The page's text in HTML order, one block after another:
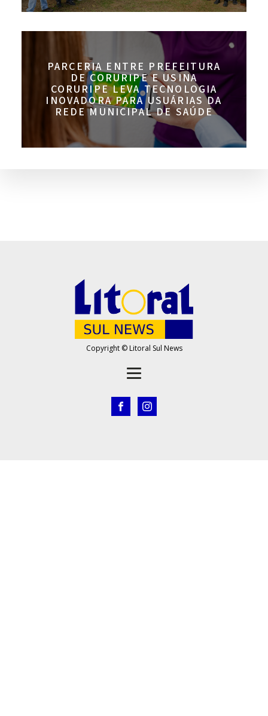
PARCERIA ENTRE PREFEITURA
DE CORURIPE E USINA
CORURIPE LEVA TECNOLOGIA
INOVADORA PARA USUÁRIAS DA
REDE MUNICIPAL DE SAÚDE
Copyright © Litoral Sul News